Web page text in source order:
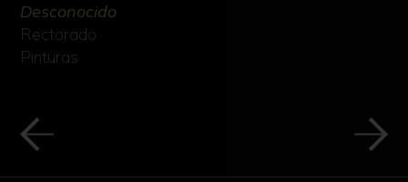
Desconocido
Rectorado
Pinturas